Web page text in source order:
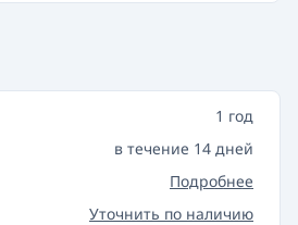
1 год
в течение 14 дней
Подробнее
Уточнить по наличию